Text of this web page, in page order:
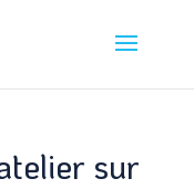
sur